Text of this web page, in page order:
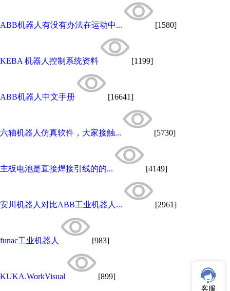
ABB机器人有没有办法在运动中... [1580]
KEBA 机器人控制系统资料 [1199]
ABB机器人中文手册 [16641]
六轴机器人仿真软件，大家接触... [5730]
主板电池是直接焊接引线的的... [4149]
安川机器人对比ABB工业机器人... [2961]
funac工业机器人 [983]
KUKA.WorkVisual [899]
客服